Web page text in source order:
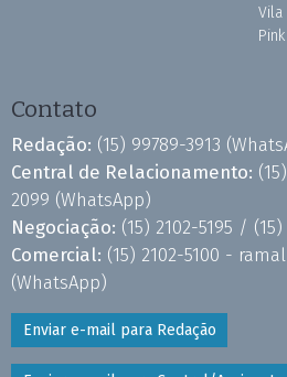
Vila
Contato
Redação: (15) 99789-3913
Central de Relacionamento:
2099 (WhatsApp)
Negociação: (15) 2102-5195 /
Comercial: (15) 2102-5100 -
(WhatsApp)
Enviar e-mail para Redação